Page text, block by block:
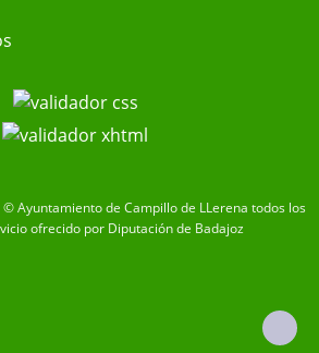
© Ayuntamiento de Campillo de LLerena todos los
ofrecido por Diputación de Badajoz